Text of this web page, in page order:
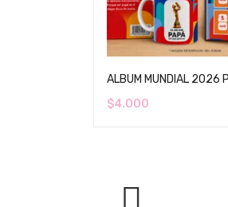
ALBUM MUNDIAL 2026
$4.000